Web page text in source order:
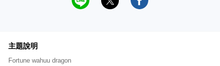
主題說明
Fortune wahuu dragon